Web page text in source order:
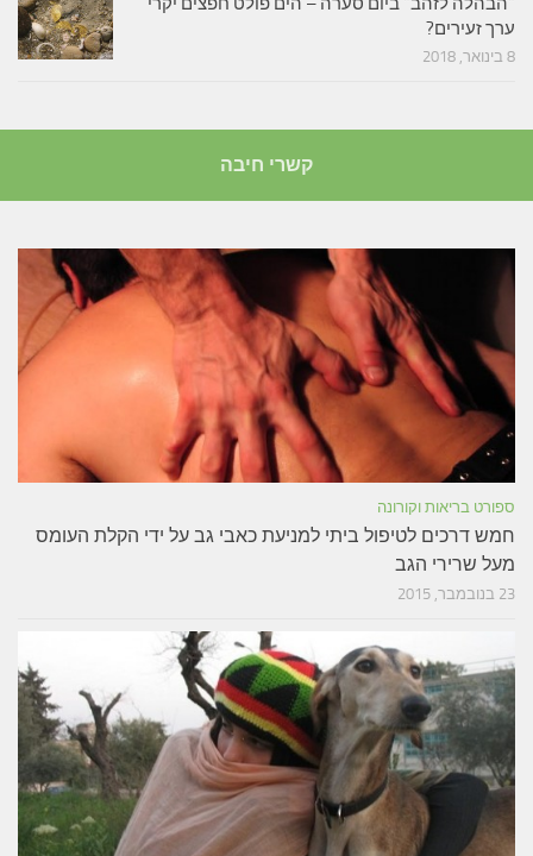
ערך זעירים?
8 בינואר, 2018
קשרי חיבה
ספורט בריאות וקורונה
חמש דרכים לטיפול ביתי למניעת כאבי גב על ידי הקלת העומס
מעל שרירי הגב
23 בנובמבר, 2015